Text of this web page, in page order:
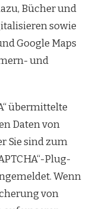
Bücher und
sowie
Google Maps
und
übermittelte
Daten von
Sie sind zum
Plug-
Wenn
von